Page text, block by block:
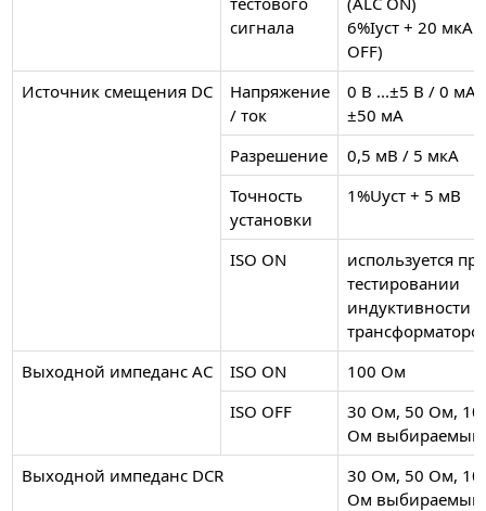
сигнала
6%Iуст + 20 мкА
OFF)
Источник смещения DC
Напряжение
/ ток
0 В ...±5 В / 0 мА
±50 мА
Разрешение
0,5 мВ / 5 мкА
Точность
установки
1%Uуст + 5 мВ
ISO ON
используется
тестировании
индуктивности и
Выходной импеданс АС
ISO ON
100 Ом
ISO OFF
30 Ом, 50 Ом,
Ом выбираемый
Выходной импеданс DCR
30 Ом, 50 Ом,
Ом выбираемый